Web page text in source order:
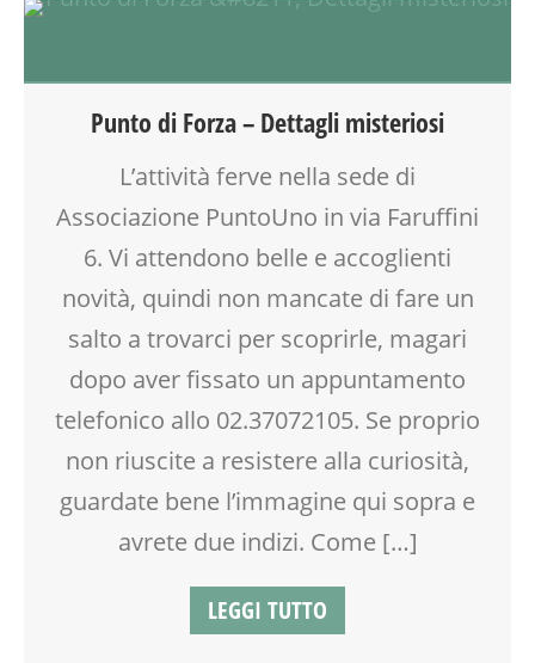
ADULTI
CREATIVITÀ
DOPO SCUOLA
FAMIGLIA
GENITORI
LABORATORIO
OFFICINA
PSICOLOGIA
PSICOMOTRICITÀ
REFLESSOLOGIA PLANTARE
REIKI
RIEQUILIBRIO ENERGETICO
ROBOTICA
Punto di Forza – Dettagli misteriosi
L’attività ferve nella sede di
Associazione PuntoUno in via Faruffini
6. Vi attendono belle e accoglienti
novità, quindi non mancate di fare un
salto a trovarci per scoprirle, magari
dopo aver fissato un appuntamento
telefonico allo 02.37072105. Se proprio
non riuscite a resistere alla curiosità,
guardate bene l’immagine qui sopra e
avrete due indizi. Come […]
LEGGI TUTTO